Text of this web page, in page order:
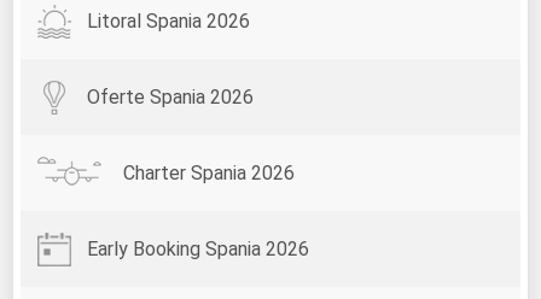
Litoral Spania 2026
Oferte Spania 2026
Charter Spania 2026
Early Booking Spania 2026